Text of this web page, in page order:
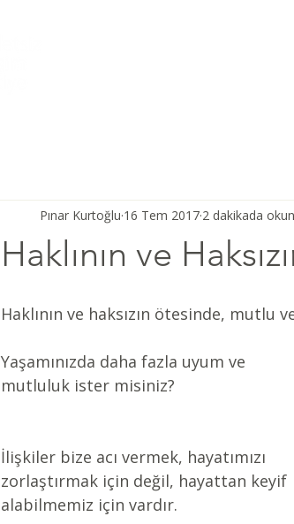
Haklının ve
Pınar Kurtoğlu 16 Tem 2017 2 dakikada
Haklının ve haksızın ötesinde, mutlu
Yaşamınızda daha fazla uyum ve
mutluluk ister misiniz?
İlişkiler bize acı vermek, hayatımızı
zorlaştırmak için değil, hayattan keyif
alabilmemiz için vardır.